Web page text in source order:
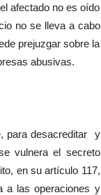
afectado no es oído
no se lleva a cabo
prejuzgar sobre la
abusivas.
para desacreditar y
vulnera el secreto
en su artículo 117,
a las operaciones y